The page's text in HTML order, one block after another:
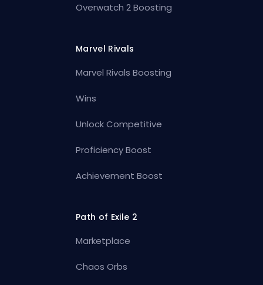
Overwatch 2 Boosting
Marvel Rivals
Marvel Rivals Boosting
Wins
Unlock Competitive
Proficiency Boost
Achievement Boost
Path of Exile 2
Marketplace
Chaos Orbs